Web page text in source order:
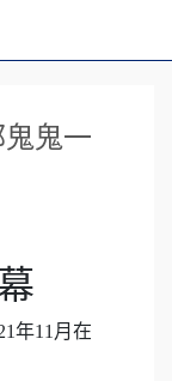
鬼一
年11月在
1樓，